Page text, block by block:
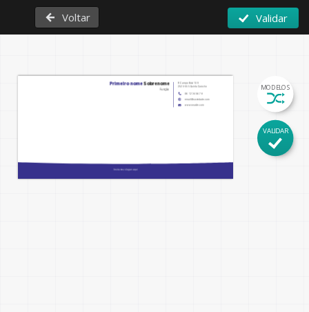
Voltar Validar
MODELOS
VALIDAR
Insira seu slogan aqui
www.seusite.com
Primeiro nome Sobrenome
Função
R Campo Bola 109
2525-555 Quinta Carocho
06 12 34 56 78
email@sociedade.com